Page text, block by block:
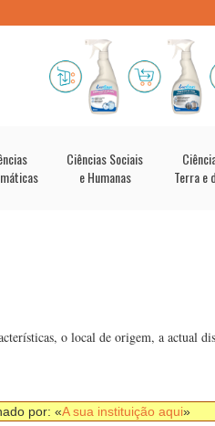
Ciências Sociais
e Humanas
Terra e
o local de origem, a actual
por: «A sua instituição aqui»